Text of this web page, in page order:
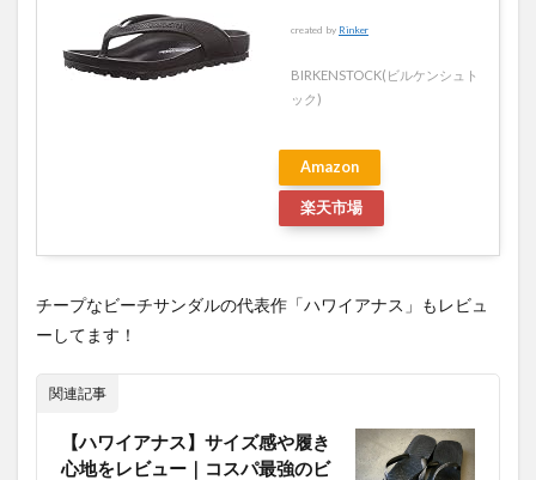
created by Rinker
BIRKENSTOCK(ビルケンシュト
ック)
Amazon
楽天市場
チープなビーチサンダルの代表作「ハワイアナス」もレビュ
ーしてます！
関連記事
【ハワイアナス】サイズ感や履き
心地をレビュー｜コスパ最強のビ